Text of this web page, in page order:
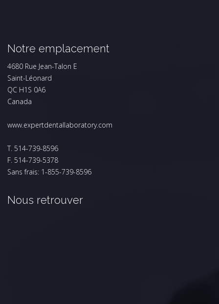
Notre emplacement
4680 Rue Jean-Talon E
Saint-Léonard
QC H1S 0A6
Canada
www.expertdentallaboratory.com
T. 514-739-8596
F. 514-739-5378
Sans frais: 1-855-739-8596
Nous retrouver